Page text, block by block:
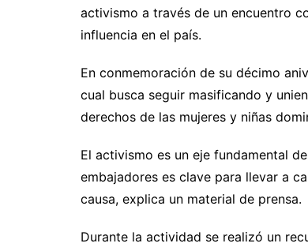
activismo a través de un encuentro
influencia en el país.
En conmemoración de su décimo
cual busca seguir masificando y
derechos de las mujeres y niñas
El activismo es un eje fundamental
embajadores es clave para llevar a
causa, explica un material de prensa.
Durante la actividad se realizó un